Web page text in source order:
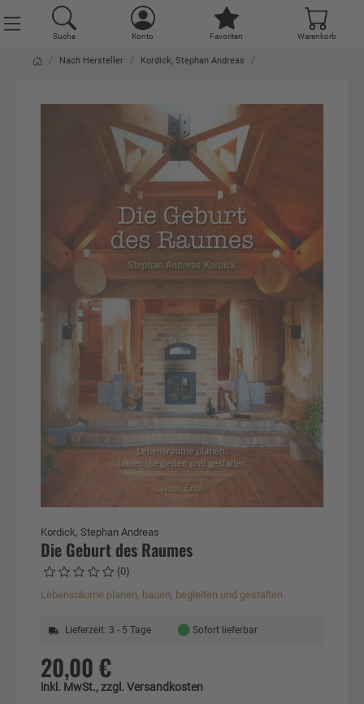
Suche Konto Favoriten Warenkorb
Nach Hersteller Kordick, Stephan Andreas
Kordick, Stephan Andreas
Die Geburt des Raumes
(0)
Lebensräume planen, bauen, begleiten und gestalten
Lieferzeit: 3 - 5 Tage ● Sofort lieferbar
20,00 €
inkl. MwSt., zzgl. Versandkosten